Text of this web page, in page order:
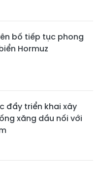
bố tiếp tục phong
Hormuz
đẩy triển khai xây
xăng dầu nối với